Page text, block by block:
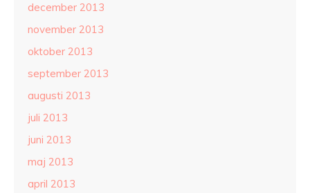
december 2013
november 2013
oktober 2013
september 2013
augusti 2013
juli 2013
juni 2013
maj 2013
april 2013